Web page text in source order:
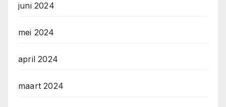
juni 2024
mei 2024
april 2024
maart 2024